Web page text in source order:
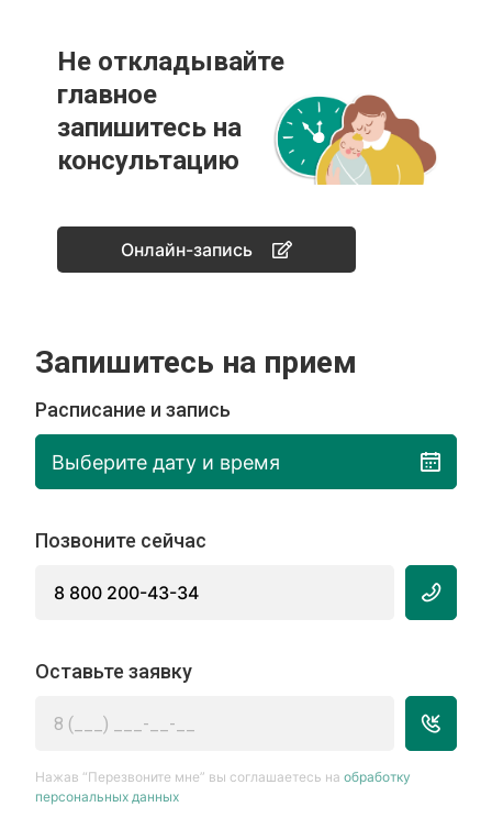
Не откладывайте
главное
запишитесь на
консультацию
Онлайн-запись
Запишитесь на прием
Расписание и запись
Выберите дату и время
Позвоните сейчас
8 800 200-43-34
Оставьте заявку
Нажав “Перезвоните мне” вы соглашаетесь наобработку
персональных данных